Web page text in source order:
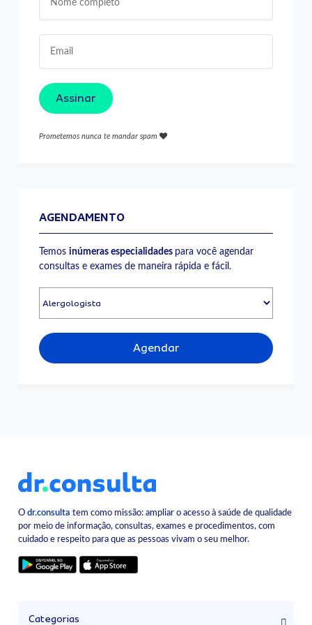
Assinar
Prometemos nunca te mandar spam
AGENDAMENTO
Temosinúmeras especialidades para você agendar
consultas e exames de maneira rápida e fácil.
Agendar
Odr.consulta tem como missão: ampliar o acesso à saúde de qualidade
por meio de informação, consultas, exames e procedimentos, com
cuidado e respeito para que as pessoas vivam o seu melhor.
Categorias